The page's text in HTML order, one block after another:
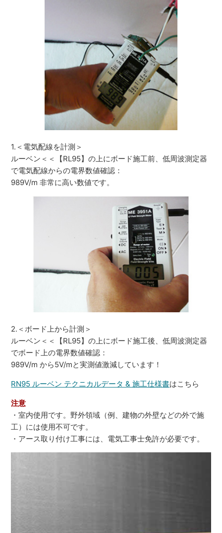
1.＜電気配線を計測＞
ルーベン＜＜【RL95】の上にボード施工前、低周波測定器
で電気配線からの電界数値確認：
989V/m 非常に高い数値です。
2.＜ボード上から計測＞
ルーベン＜＜【RL95】の上にボード施工後、低周波測定器
でボード上の電界数値確認：
989V/m から5V/mと実測値激減しています！
RN95 ルーベン テクニカルデータ & 施工仕様書はこちら
注意
・室内使用です。野外領域（例、建物の外壁などの外で施
工）には使用不可です。
・アース取り付け工事には、電気工事士免許が必要です。